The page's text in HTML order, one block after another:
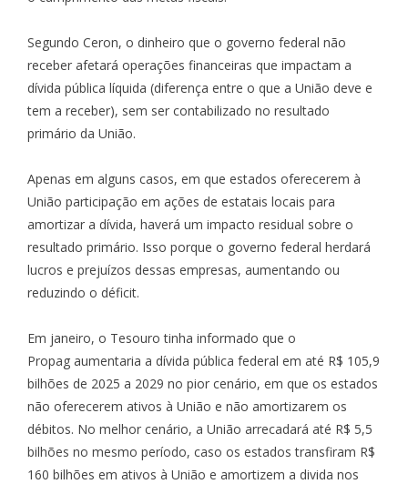
Segundo Ceron, o dinheiro que o governo federal não
receber afetará operações financeiras que impactam a
dívida pública líquida (diferença entre o que a União deve e
tem a receber), sem ser contabilizado no resultado
primário da União.
Apenas em alguns casos, em que estados oferecerem à
União participação em ações de estatais locais para
amortizar a dívida, haverá um impacto residual sobre o
resultado primário. Isso porque o governo federal herdará
lucros e prejuízos dessas empresas, aumentando ou
reduzindo o déficit.
Em janeiro, o Tesouro tinha informado que o
Propag aumentaria a dívida pública federal em até R$ 105,9
bilhões de 2025 a 2029 no pior cenário, em que os estados
não oferecerem ativos à União e não amortizarem os
débitos. No melhor cenário, a União arrecadará até R$ 5,5
bilhões no mesmo período, caso os estados transfiram R$
160 bilhões em ativos à União e amortizem a divida nos